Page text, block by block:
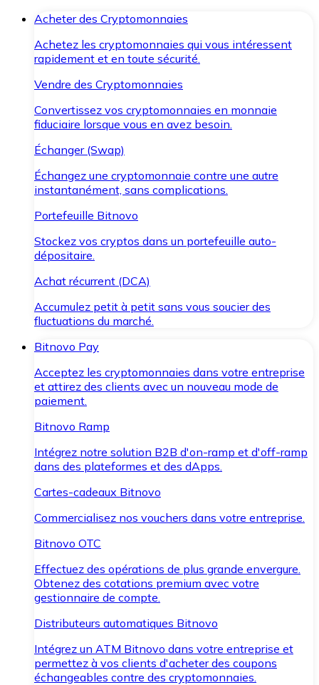
Acheter des Cryptomonnaies
Achetez les cryptomonnaies qui vous intéressent
rapidement et en toute sécurité.
Vendre des Cryptomonnaies
Convertissez vos cryptomonnaies en monnaie
fiduciaire lorsque vous en avez besoin.
Échanger (Swap)
Échangez une cryptomonnaie contre une autre
instantanément, sans complications.
Portefeuille Bitnovo
Stockez vos cryptos dans un portefeuille auto-
dépositaire.
Achat récurrent (DCA)
Accumulez petit à petit sans vous soucier des
fluctuations du marché.
Bitnovo Pay
Acceptez les cryptomonnaies dans votre entreprise
et attirez des clients avec un nouveau mode de
paiement.
Bitnovo Ramp
Intégrez notre solution B2B d'on-ramp et d'off-ramp
dans des plateformes et des dApps.
Cartes-cadeaux Bitnovo
Commercialisez nos vouchers dans votre entreprise.
Bitnovo OTC
Effectuez des opérations de plus grande envergure.
Obtenez des cotations premium avec votre
gestionnaire de compte.
Distributeurs automatiques Bitnovo
Intégrez un ATM Bitnovo dans votre entreprise et
permettez à vos clients d'acheter des coupons
échangeables contre des cryptomonnaies.